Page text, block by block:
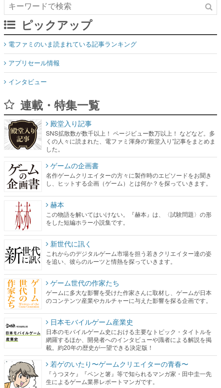
ピックアップ
電ファミのいま読まれている記事ランキング
アプリセール情報
インタビュー
連載・特集一覧
殿堂入り記事
SNS拡散数が数千以上！ ページビュー数万以上！ などなど。多
くの人々に読まれた、電ファミ渾身の“殿堂入り”記事をまとめま
した。
ゲームの企画書
名作ゲームクリエイターの方々に製作時のエピソードをお聞き
し、ヒットする企画（ゲーム）とは何か？を探っていきます。
赫本
この物語を解いてはいけない。『赫本』は、〈試験問題〉の形
をした短編ホラー小説集です。
新世代に訊く
これからのデジタルゲーム市場を担う若きクリエイター達の姿
を追い、彼らのルーツと情熱を探っていきます。
ゲーム世代の作家たち
ゲームに多大な影響を受けた作家さんに取材し、ゲームが日本
のコンテンツ産業やカルチャーに与えた影響を探る企画です。
日本モバイルゲーム産業史
日本のモバイルゲーム史における主要なトピック・タイトルを
網羅するほか、開発者へのインタビューや識者による解説を掲
載。約20年の歴史が一望できる決定版！
若ゲのいたり〜ゲームクリエイターの青春〜
『うつヌケ』『ペンと箸』等で知られるマンガ家・田中圭一先
生によるゲーム業界レポートマンガです。